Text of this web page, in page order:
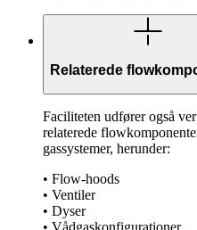
Relaterede
Faciliteten udfører også
relaterede
gassystemer, herunder:
• Flow-hoods
• Ventiler
• Dyser